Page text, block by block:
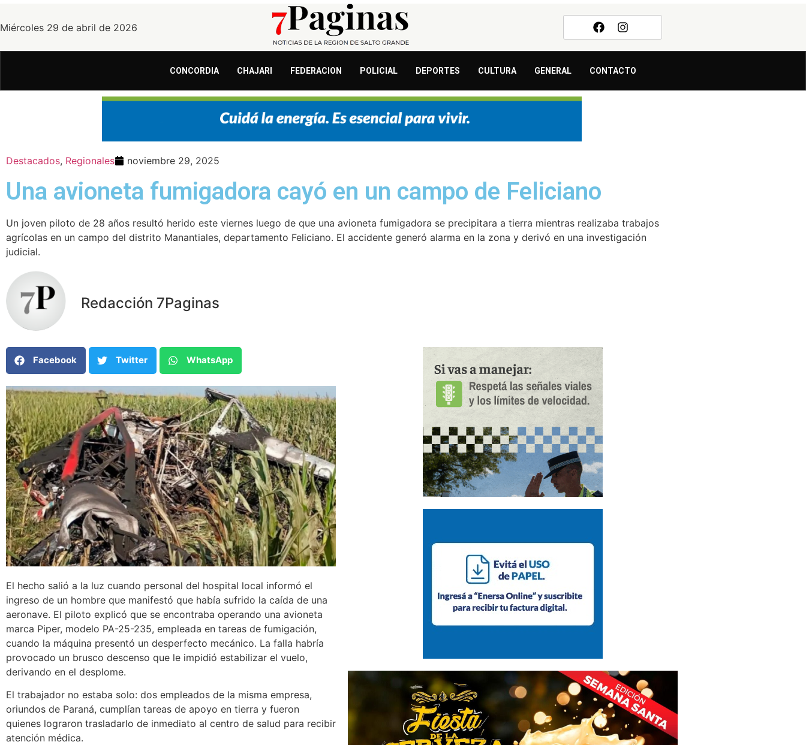
Miércoles 29 de abril de 2026
CONCORDIA CHAJARI FEDERACION POLICIAL DEPORTES CULTURA GENERAL CONTACTO
Destacados, Regionales noviembre 29, 2025
Una avioneta fumigadora cayó en un campo de Feliciano
Un joven piloto de 28 años resultó herido este viernes luego de que una avioneta fumigadora se precipitara a tierra mientras realizaba trabajos
agrícolas en un campo del distrito Manantiales, departamento Feliciano. El accidente generó alarma en la zona y derivó en una investigación
judicial.
Redacción 7Paginas
Facebook Twitter WhatsApp
El hecho salió a la luz cuando personal del hospital local informó el
ingreso de un hombre que manifestó que había sufrido la caída de una
aeronave. El piloto explicó que se encontraba operando una avioneta
marca Piper, modelo PA-25-235, empleada en tareas de fumigación,
cuando la máquina presentó un desperfecto mecánico. La falla habría
provocado un brusco descenso que le impidió estabilizar el vuelo,
derivando en el desplome.
El trabajador no estaba solo: dos empleados de la misma empresa,
oriundos de Paraná, cumplían tareas de apoyo en tierra y fueron
quienes lograron trasladarlo de inmediato al centro de salud para recibir
atención médica.